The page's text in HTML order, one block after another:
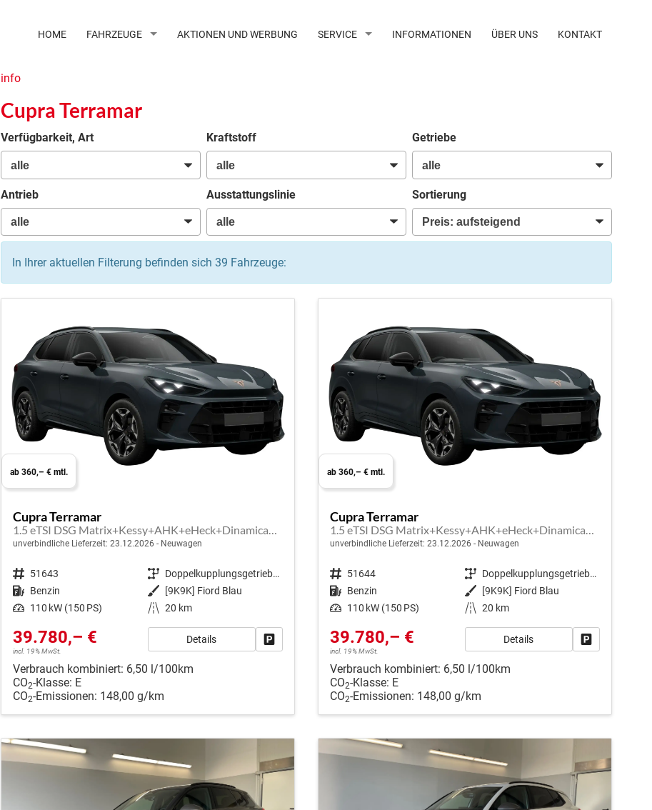
HOME FAHRZEUGE AKTIONEN UND WERBUNG SERVICE INFORMATIONEN ÜBER UNS KONTAKT
info
Cupra Terramar
Verfügbarkeit, Art Kraftstoff Getriebe
Antrieb Ausstattungslinie Sortierung
In Ihrer aktuellen Filterung befinden sich 39 Fahrzeuge:
ab 360,– € mtl.
Cupra Terramar
unverbindliche Lieferzeit: 23.12.2026 Neuwagen
Fahrzeugnr. 51643 Getriebe
Doppelkupplungsgetriebe (DSG)
Kraftstoff Benzin Außenfarbe [9K9K] Fiord Blau
Leistung 110 kW (150 PS) Kilometerstand 20 km
39.780,– €
incl. 19% MwSt.
Details Fahrzeug parken
Verbrauch kombiniert: 6,50 l/100km
CO2-Klasse: E
CO2-Emissionen: 148,00 g/km
ab 360,– € mtl.
Cupra Terramar
unverbindliche Lieferzeit: 23.12.2026 Neuwagen
Fahrzeugnr. 51644 Getriebe
Doppelkupplungsgetriebe (DSG)
Kraftstoff Benzin Außenfarbe [9K9K] Fiord Blau
Leistung 110 kW (150 PS) Kilometerstand 20 km
39.780,– €
incl. 19% MwSt.
Details
Verbrauch kombiniert: 6,50 l/100km
CO2-Klasse: E
CO2-Emissionen: 148,00 g/km